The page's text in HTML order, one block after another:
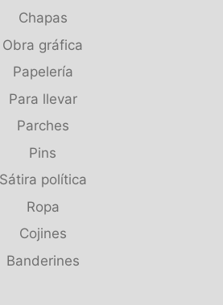
Chapas
Obra gráfica
Papelería
Para llevar
Parches
Pins
Sátira política
Ropa
Cojines
Banderines